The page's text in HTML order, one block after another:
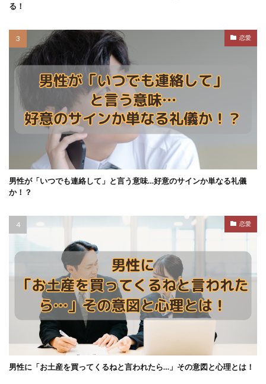
る！
恋愛
男性が「いつでも連絡して」と言う意味…好意のサインか単なる礼儀
か！？
恋愛
男性に「お土産を買ってくるねと言われたら…」その意図と心理とは！